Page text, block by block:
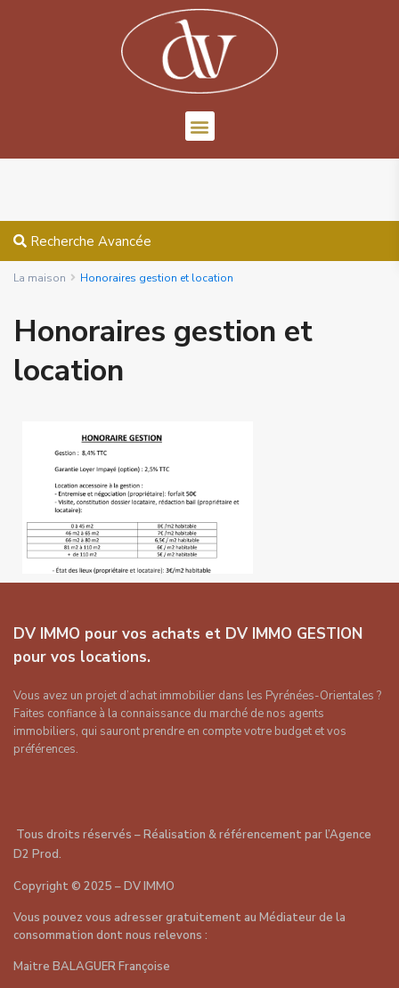
Recherche Avancée
La maison Honoraires gestion et location
Honoraires gestion et
location
DV IMMO pour vos achats et DV IMMO GESTION
pour vos locations.
Vous avez un projet d’achat immobilier dans les Pyrénées-Orientales ?
Faites confiance à la connaissance du marché de nos agents
immobiliers, qui sauront prendre en compte votre budget et vos
préférences.
Tous droits réservés – Réalisation & référencement parl’Agence
D2 Prod.
Copyright© 2025 – DV IMMO
Vous pouvez vous adresser gratuitement au Médiateur de la
consommation dont nous relevons :
Maitre BALAGUER Françoise